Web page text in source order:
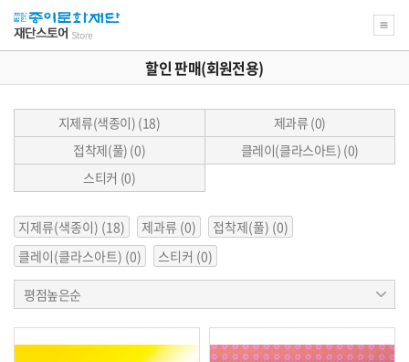
할인 판매(회원전용)
지제류(색종이) (18)
제과류 (0)
접착제(풀) (0)
클레이(클라스아트) (0)
스티커 (0)
현
재
상
품
분
류
와
련
된
지제류(색종이) (18) 제과류 (0)
접착제(풀) (0)
클레이(클라스아트) (0)
스티커 (0)
상
품
정
렬
평점높은순